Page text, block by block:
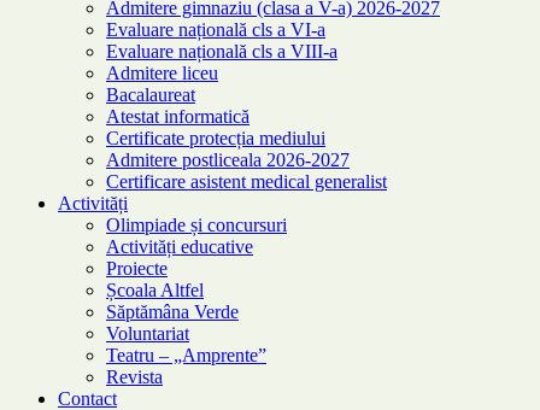
Admitere gimnaziu (clasa a V-a) 2026-2027
Evaluare națională cls a VI-a
Evaluare națională cls a VIII-a
Admitere liceu
Bacalaureat
Atestat informatică
Certificate protecția mediului
Admitere postliceala 2026-2027
Certificare asistent medical generalist
Activități
Olimpiade și concursuri
Activități educative
Proiecte
Școala Altfel
Săptămâna Verde
Voluntariat
Teatru – „Amprente”
Revista
Contact